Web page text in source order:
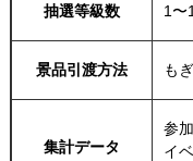
抽選等級数 1〜
景品引渡方法 も
集計データ
参
イ